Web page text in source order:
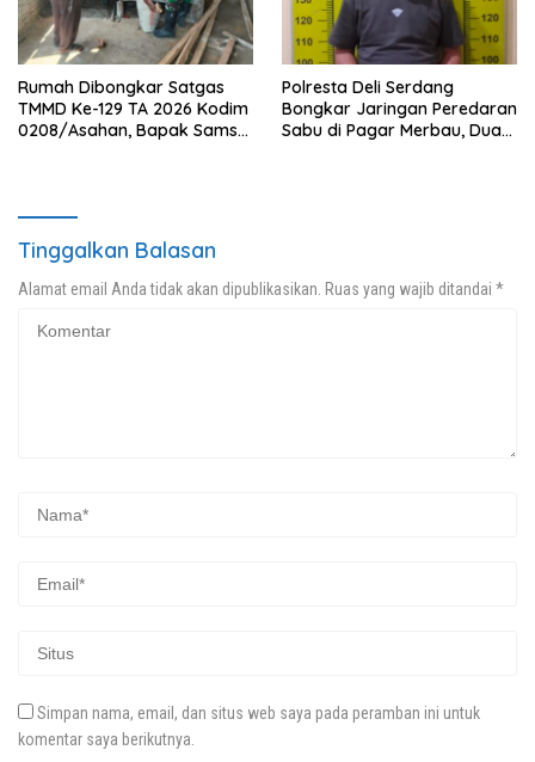
Rumah Dibongkar Satgas
TMMD Ke-129 TA 2026 Kodim
0208/Asahan, Bapak Samsul
Polresta Deli Serdang
Bongkar Jaringan Peredaran
Sabu di Pagar Merbau, Dua
Tinggalkan Balasan
Alamat email Anda tidak akan dipublikasikan. Ruas yang wajib ditandai *
Simpan nama, email, dan situs web saya pada peramban ini untuk
komentar saya berikutnya.